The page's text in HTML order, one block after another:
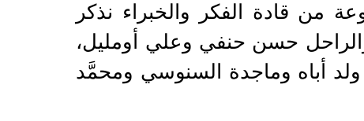
من قادة الفكر والخبراء نذكر
حسن حنفي وعلي أومليل،
أباه وماجدة السنوسي ومحمَّد